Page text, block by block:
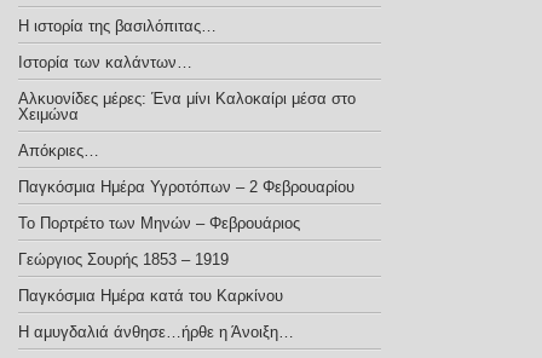
Η ιστορία της βασιλόπιτας…
Ιστορία των καλάντων…
Αλκυονίδες μέρες: Ένα μίνι Καλοκαίρι μέσα στο
Χειμώνα
Απόκριες…
Παγκόσμια Ημέρα Υγροτόπων – 2 Φεβρουαρίου
Το Πορτρέτο των Μηνών – Φεβρουάριος
Γεώργιος Σουρής 1853 – 1919
Παγκόσμια Ημέρα κατά του Καρκίνου
Η αμυγδαλιά άνθησε…ήρθε η Άνοιξη…